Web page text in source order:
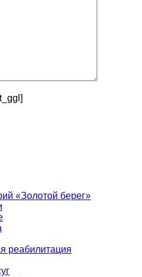
«Золотой берег»
реабилитация